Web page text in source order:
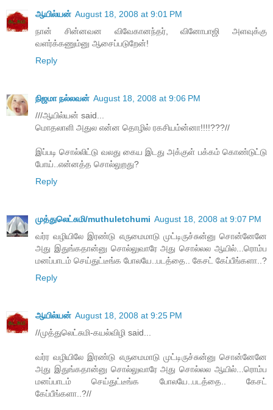
ஆயில்யன் August 18, 2008 at 9:01 PM
நான் சின்னவன விவேகானந்தர், வினோபாஜி அளவுக்கு
வளர்க்கணும்னு ஆசைப்படுறேன்!
Reply
நிஜமா நல்லவன் August 18, 2008 at 9:06 PM
///ஆயில்யன் said...
மொதலாளி அதுல என்ன தொழில் ரகசியம்ன்னா!!!!???//
இப்படி சொல்லிட்டு வலது கைய இடது அக்குள் பக்கம் கொண்டுட்டு
போய்..என்னத்த சொல்லுறது?
Reply
முத்துலெட்சுமி/muthuletchumi August 18, 2008 at 9:07 PM
வர்ர வழியிலே இரண்டு எருமைமாடு முட்டிருச்சுன்னு சொன்னேனே
அது இதுங்கதான்னு சொல்லுவாரே அது சொல்லல ஆயில்...ரொம்ப
மனப்பாடம் செய்துட்டீங்க போலயே..படத்தை.. கேசட் கேப்பீங்களா..?
Reply
ஆயில்யன் August 18, 2008 at 9:25 PM
//முத்துலெட்சுமி-கயல்விழி said...
வர்ர வழியிலே இரண்டு எருமைமாடு முட்டிருச்சுன்னு சொன்னேனே
அது இதுங்கதான்னு சொல்லுவாரே அது சொல்லல ஆயில்...ரொம்ப
மனப்பாடம் செய்துட்டீங்க போலயே..படத்தை.. கேசட்
கேப்பீங்களா..?//